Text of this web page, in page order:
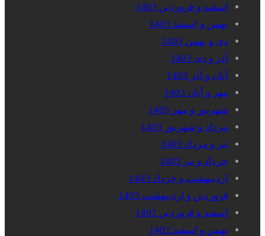
اسفند و فروردین 1403
بهمن و اسفند 1403
دی و بهمن 1403
آذر و دی 1403
آبان و آذر 1403
مهر و آبان 1403
شهریور و مهر 1403
مرداد و شهریور 1403
تیر و مرداد 1403
خرداد و تیر 1403
اردیبهشت و خرداد 1403
فروردین و اردیبهشت 1403
اسفند و فروردین 1402
بهمن و اسفند 1402